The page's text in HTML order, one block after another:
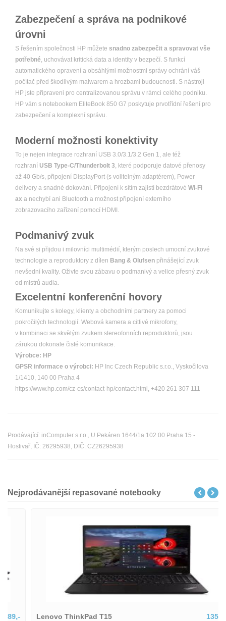
Zabezpečení a správa na podnikové
úrovni
S řešením společnosti HP můžete snadno zabezpečit a spravovat vše
potřebné, uchovávat kritická data a identity v bezpečí. S funkcí
automatického opravení a obsáhlými možnostmi správy ochrání váš
počítač před škodlivým malwarem a hrozbami budoucnosti. S nástroji
HP jste připraveni pro centralizovanou správu v rámci celého podniku.
HP vám s notebookem EliteBook 850 G7 poskytuje prvotřídní řešení pro
zabezpečení a komplexní správu.
Moderní možnosti konektivity
To je nejen integrace rozhraní USB 3.0/3.1/3.2 Gen 1, ale též
rozhraní USB Type-C/Thunderbolt 3, které podporuje datové přenosy
až 40 Gb/s, připojení DisplayPort (s volitelným adaptérem), Power
delivery a snadné dokování. Připojení k sítím zajistí bezdrátové Wi-Fi
ax a nechybí ani Bluetooth a možnost připojení externího
zobrazovacího zařízení pomocí HDMI.
Podmanivý zvuk
Na své si přijdou i milovníci multimédií, kterým poslech umocní zvukové
technologie a reproduktory z dílen Bang & Olufsen přinášející zvuk
nevšední kvality. Oživte svou zábavu o podmanivý a velice přesný zvuk
od mistrů audia.
Excelentní konferenční hovory
Komunikujte s kolegy, klienty a obchodními partnery za pomoci
pokročilých technologií. Webová kamera a citlivé mikrofony,
v kombinaci se skvělým zvukem stereofonních reproduktorů, jsou
zárukou dokonale čisté komunikace.
Výrobce: HP
GPSR informace o výrobci: HP Inc Czech Republic s.r.o., Vyskočilova
1/1410, 140 00 Praha 4
https://www.hp.com/cz-cs/contact-hp/contact.html, +420 261 307 111
Prodávající: inComputer s.r.o., U Pekáren 1644/1a 102 00 Praha 15 -
Hostivař, IČ: 26295938, DIČ: CZ26295938
Nejprodávanější repasované notebooky
Lenovo ThinkPad T15 13598,-